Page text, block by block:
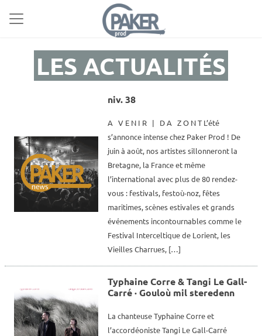
LES ACTUALITÉS
niv. 38
A V E N I R | D A Z O N T L’été
s’annonce intense chez Paker Prod ! De
juin à août, nos artistes sillonneront la
Bretagne, la France et même
l’international avec plus de 80 rendez-
vous : festivals, festoù-noz, fêtes
maritimes, scènes estivales et grands
événements incontournables comme le
Festival Interceltique de Lorient, les
Vieilles Charrues, […]
Typhaine Corre & Tangi Le Gall-
Carré · Gouloù mil steredenn
La chanteuse Typhaine Corre et
l’accordéoniste Tangi Le Gall-Carré